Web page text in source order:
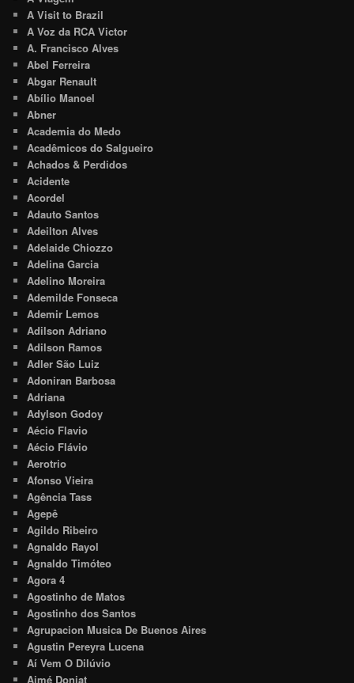
A Visit to Brazil
A Voz da RCA Victor
A. Francisco Alves
Abel Ferreira
Abgar Renault
Abílio Manoel
Abner
Academia do Medo
Acadêmicos do Salgueiro
Achados & Perdidos
Acidente
Acordel
Adauto Santos
Adeilton Alves
Adelaide Chiozzo
Adelina Garcia
Adelino Moreira
Ademilde Fonseca
Ademir Lemos
Adilson Adriano
Adilson Ramos
Adler São Luiz
Adoniran Barbosa
Adriana
Adylson Godoy
Aécio Flavio
Aécio Flávio
Aerotrio
Afonso Vieira
Agência Tass
Agepê
Agildo Ribeiro
Agnaldo Rayol
Agnaldo Timóteo
Agora 4
Agostinho de Matos
Agostinho dos Santos
Agrupacion Musica De Buenos Aires
Agustin Pereyra Lucena
Aí Vem O Dilúvio
Aimé Doniat